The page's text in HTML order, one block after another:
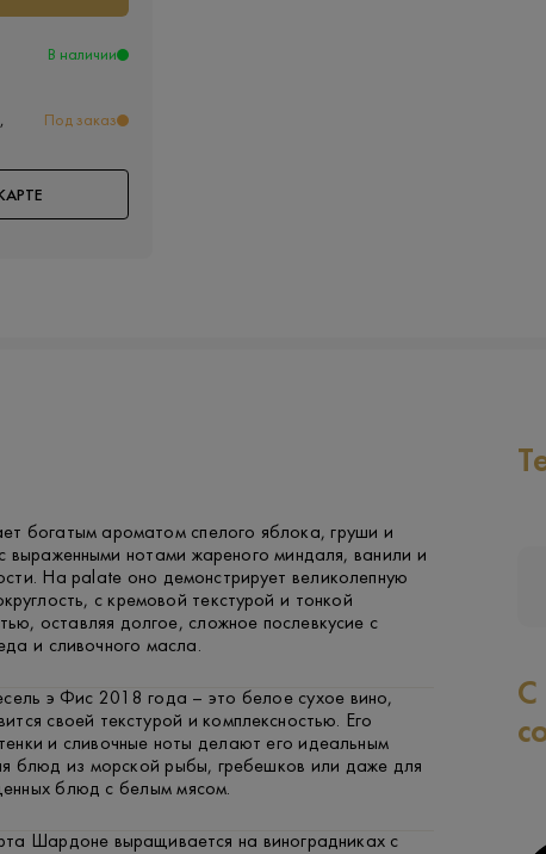
В наличии
Под заказ
богатым ароматом спелого яблока, груши и
выраженными нотами жареного миндаля, ванили и
На palate оно демонстрирует великолепную
с кремовой текстурой и тонкой
оставляя долгое, сложное послевкусие с
и сливочного масла.
э Фис 2018 года – это белое сухое вино,
своей текстурой и комплексностью. Его
и сливочные ноты делают его идеальным
блюд из морской рыбы, гребешков или даже для
блюд с белым мясом.
Шардоне выращивается на виноградниках с
С